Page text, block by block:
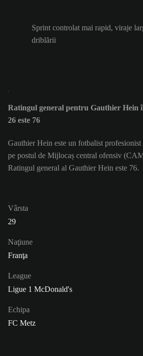
Sprint controlat mai rapid, viraje
driblării
Ratingul general pentru Gauthier
26 este 76
Gauthier Hein este un fotbalist profesionist
pe postul de Mijlocaș central ofensiv
Ratingul general al Gauthier Hein este 76.
Vârsta
29
Naţiune
Franţa
League
Ligue 1 McDonald's
Echipa
FC Metz